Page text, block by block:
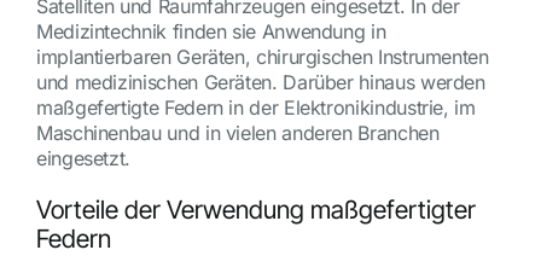
Satelliten und Raumfahrzeugen eingesetzt. In der
Medizintechnik finden sie Anwendung in
implantierbaren Geräten, chirurgischen Instrumenten
und medizinischen Geräten. Darüber hinaus werden
maßgefertigte Federn in der Elektronikindustrie, im
Maschinenbau und in vielen anderen Branchen
eingesetzt.
Vorteile der Verwendung maßgefertigter
Federn